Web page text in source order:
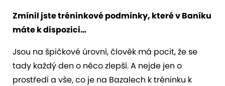
Zmínil jste tréninkové podmínky, které v Baníku
máte k dispozici…
Jsou na špičkové úrovni, člověk má pocit, že se
tady každý den o něco zlepší. A nejde jen o
prostředí a vše, co je na Bazalech k tréninku k